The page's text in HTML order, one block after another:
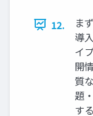
12.
ま
導
イ
開
質
題
す